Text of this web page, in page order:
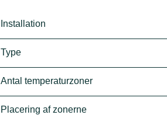
Installation
Type
Antal temperaturzoner
Placering af zonerne